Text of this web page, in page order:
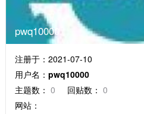
pwq10000
注册于：2021-07-10
用户名： pwq10000
主题数： 0 回贴数： 0
网站：